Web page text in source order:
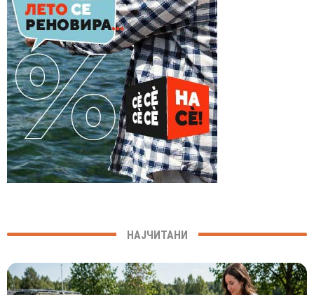
НАЈЧИТАНИ